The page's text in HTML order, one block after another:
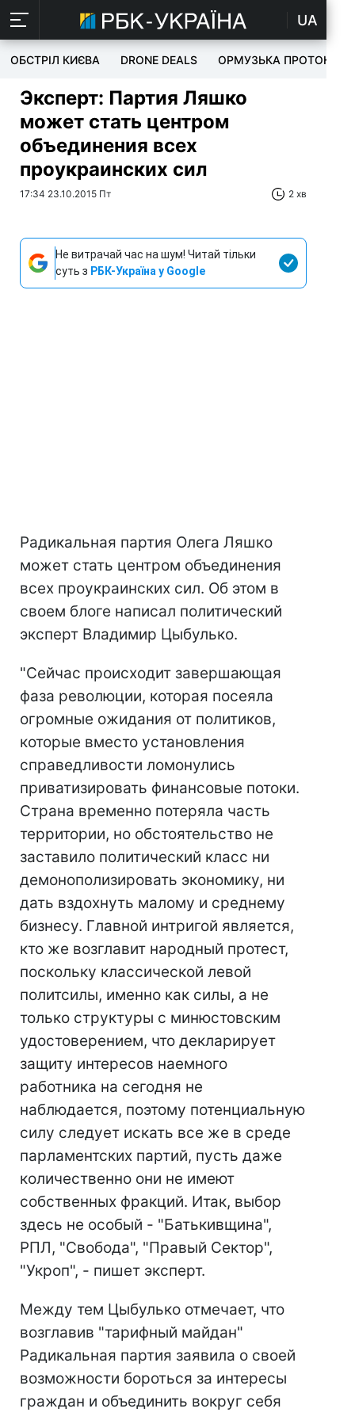
UA
ОБСТРІЛ КИЄВА DRONE DEALS ОРМУЗЬКА ПРОТОКА
Эксперт: Партия Ляшко
может стать центром
объединения всех
проукраинских сил
17:34 23.10.2015 Пт 2 хв
Не витрачай час на шум! Читай тільки
суть з РБК-Україна у Google
Радикальная партия Олега Ляшко
может стать центром объединения
всех проукраинских сил. Об этом в
своем блоге написал политический
эксперт Владимир Цыбулько.
"Сейчас происходит завершающая
фаза революции, которая посеяла
огромные ожидания от политиков,
которые вместо установления
справедливости ломонулись
приватизировать финансовые потоки.
Страна временно потеряла часть
территории, но обстоятельство не
заставило политический класс ни
демонополизировать экономику, ни
дать вздохнуть малому и среднему
бизнесу. Главной интригой является,
кто же возглавит народный протест,
поскольку классической левой
политсилы, именно как силы, а не
только структуры с минюстовским
удостоверением, что декларирует
защиту интересов наемного
работника на сегодня не
наблюдается, поэтому потенциальную
силу следует искать все же в среде
парламентских партий, пусть даже
количественно они не имеют
собственных фракций. Итак, выбор
здесь не особый - "Батькивщина",
РПЛ, "Свобода", "Правый Сектор",
"Укроп", - пишет эксперт.
Между тем Цыбулько отмечает, что
возглавив "тарифный майдан"
Радикальная партия заявила о своей
возможности бороться за интересы
граждан и объединить вокруг себя